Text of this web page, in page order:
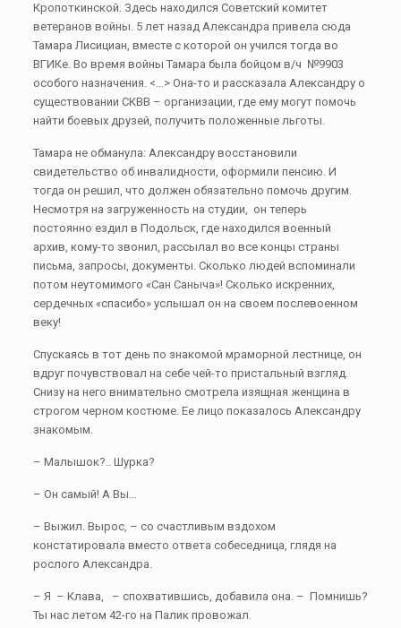
Кропоткинской. Здесь находился Советский комитет
ветеранов войны. 5 лет назад Александра привела сюда
Тамара Лисициан, вместе с которой он учился тогда во
ВГИКе. Во время войны Тамара была бойцом в/ч №9903
особого назначения. <…> Она-то и рассказала Александру о
существовании СКВВ – организации, где ему могут помочь
найти боевых друзей, получить положенные льготы.
Тамара не обманула: Александру восстановили
свидетельство об инвалидности, оформили пенсию. И
тогда он решил, что должен обязательно помочь другим.
Несмотря на загруженность на студии, он теперь
постоянно ездил в Подольск, где находился военный
архив, кому-то звонил, рассылал во все концы страны
письма, запросы, документы. Сколько людей вспоминали
потом неутомимого «Сан Саныча»! Сколько искренних,
сердечных «спасибо» услышал он на своем послевоенном
веку!
Спускаясь в тот день по знакомой мраморной лестнице, он
вдруг почувствовал на себе чей-то пристальный взгляд.
Снизу на него внимательно смотрела изящная женщина в
строгом черном костюме. Ее лицо показалось Александру
знакомым.
– Малышок?.. Шурка?
– Он самый! А Вы…
– Выжил. Вырос, – со счастливым вздохом
констатировала вместо ответа собеседница, глядя на
рослого Александра.
– Я – Клава, – спохватившись, добавила она. – Помнишь?
Ты нас летом 42-го на Палик провожал.